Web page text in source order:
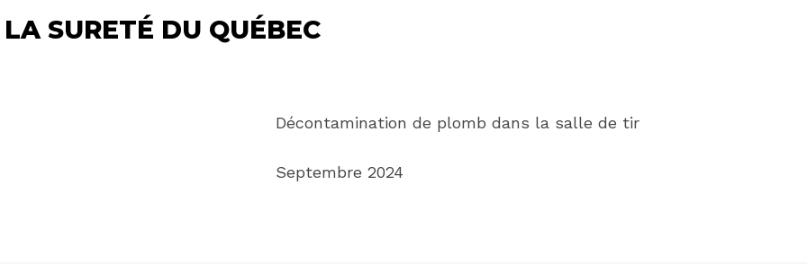
SURETÉ DU QUÉBEC
Décontamination de plomb dans la salle de tir
Septembre 2024